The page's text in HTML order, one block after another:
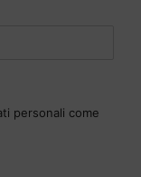
personali come